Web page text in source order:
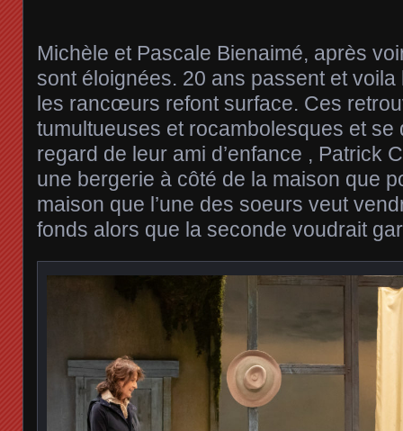
Michèle et Pascale Bienaimé, après
sont éloignées. 20 ans passent et
les rancœurs refont surface. Ces
tumultueuses et rocambolesques et se
regard de leur ami d’enfance , Patrick
une bergerie à côté de la maison que
maison que l’une des soeurs veut
fonds alors que la seconde voudrait